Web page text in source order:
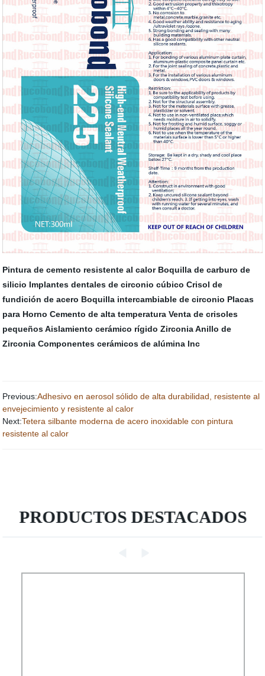
Pintura de cemento resistente al calor Boquilla de carburo de
silicio Implantes dentales de circonio cúbico Crisol de
fundición de acero Boquilla intercambiable de circonio Placas
para Horno Cemento de alta temperatura Venta de crisoles
pequeños Aislamiento cerámico rígido Zirconia Anillo de
Zirconia Componentes cerámicos de alúmina Inc
Previous:Adhesivo en aerosol sólido de alta durabilidad, resistente al
envejecimiento y resistente al calor
Next:Tetera silbante moderna de acero inoxidable con pintura
resistente al calor
PRODUCTOS DESTACADOS